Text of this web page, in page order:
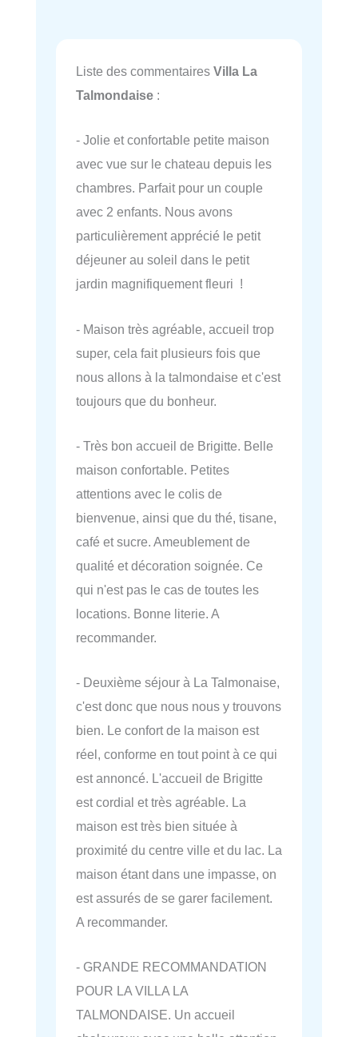
Liste des commentaires Villa La
Talmondaise :
- Jolie et confortable petite maison
avec vue sur le chateau depuis les
chambres. Parfait pour un couple
avec 2 enfants. Nous avons
particulièrement apprécié le petit
déjeuner au soleil dans le petit
jardin magnifiquement fleuri !
- Maison très agréable, accueil trop
super, cela fait plusieurs fois que
nous allons à la talmondaise et c'est
toujours que du bonheur.
- Très bon accueil de Brigitte. Belle
maison confortable. Petites
attentions avec le colis de
bienvenue, ainsi que du thé, tisane,
café et sucre. Ameublement de
qualité et décoration soignée. Ce
qui n'est pas le cas de toutes les
locations. Bonne literie. A
recommander.
- Deuxième séjour à La Talmonaise,
c'est donc que nous nous y trouvons
bien. Le confort de la maison est
réel, conforme en tout point à ce qui
est annoncé. L'accueil de Brigitte
est cordial et très agréable. La
maison est très bien située à
proximité du centre ville et du lac. La
maison étant dans une impasse, on
est assurés de se garer facilement.
A recommander.
- GRANDE RECOMMANDATION
POUR LA VILLA LA
TALMONDAISE. Un accueil